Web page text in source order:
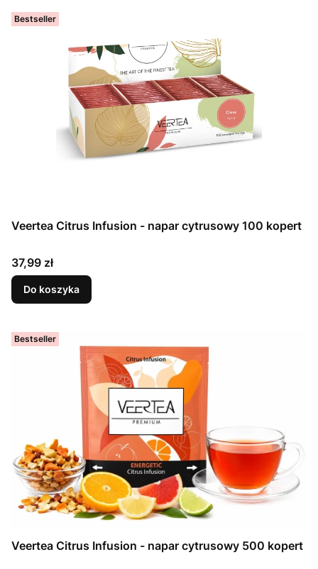
Bestseller
Veertea Citrus Infusion - napar cytrusowy 100 kopert
Cena
37,99 zł
Do koszyka
Bestseller
Veertea Citrus Infusion - napar cytrusowy 500 kopert